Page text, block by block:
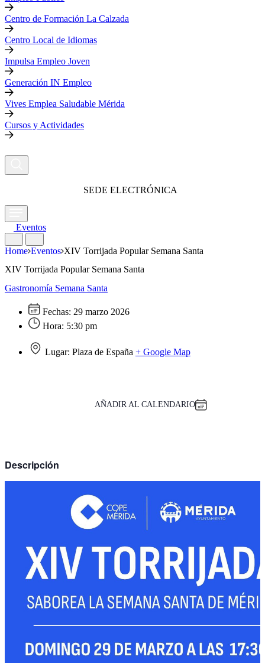
Centro de Formación La Calzada
Centro Local de Idiomas
Impulsa Empleo Joven
Generación IN Empleo
Vives Emplea Saludable Mérida
Cursos y Actividades
SEDE ELECTRÓNICA
Eventos
Home Eventos XIV Torrijada Popular Semana Santa
XIV Torrijada Popular Semana Santa
Gastronomía Semana Santa
Fechas: 29 marzo 2026
Hora: 5:30 pm
Lugar: Plaza de España + Google Map
AÑADIR AL CALENDARIO
Descripción